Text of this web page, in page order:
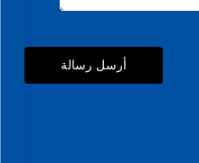
أرسل رسالة